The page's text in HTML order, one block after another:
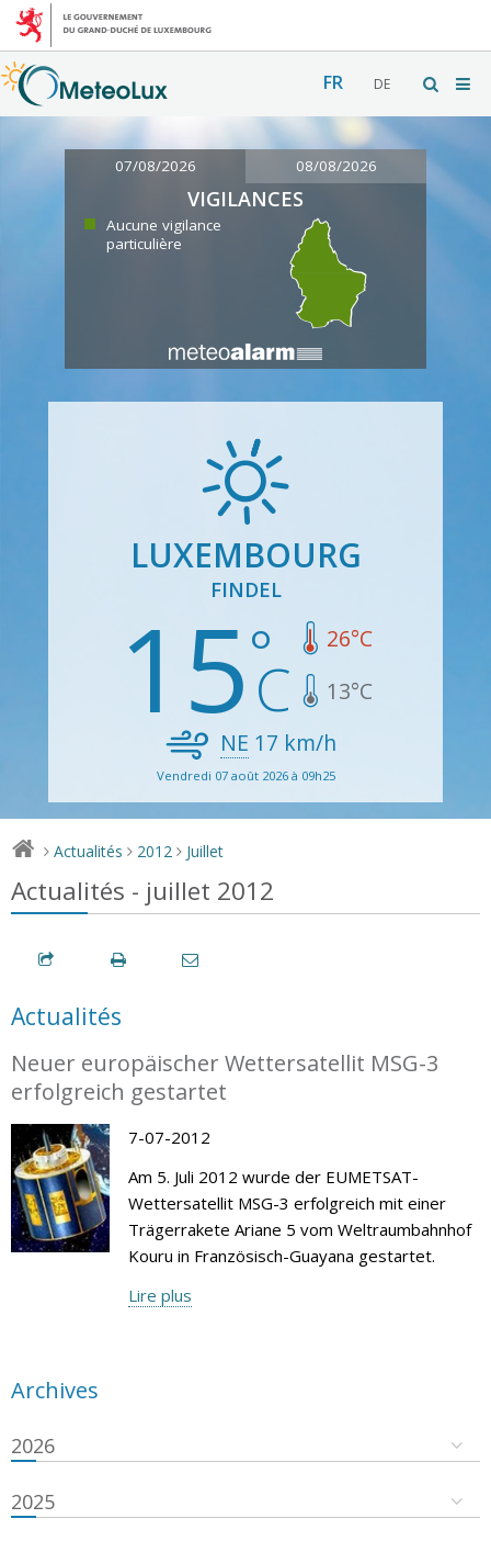
FR DE
07/08/2026 08/08/2026
VIGILANCES
Aucune vigilance
particulière
LUXEMBOURG
FINDEL
15 26°C
13°C
NE 17 km/h
Vendredi 07 août 2026 à 09h25
> Actualités > 2012 > Juillet
Actualités - juillet 2012
Actualités
Neuer europäischer Wettersatellit MSG-3
erfolgreich gestartet
7-07-2012
Am 5. Juli 2012 wurde der EUMETSAT-
Wettersatellit MSG-3 erfolgreich mit einer
Trägerrakete Ariane 5 vom Weltraumbahnhof
Kouru in Französisch-Guayana gestartet.
Lire plus
Archives
2026
2025